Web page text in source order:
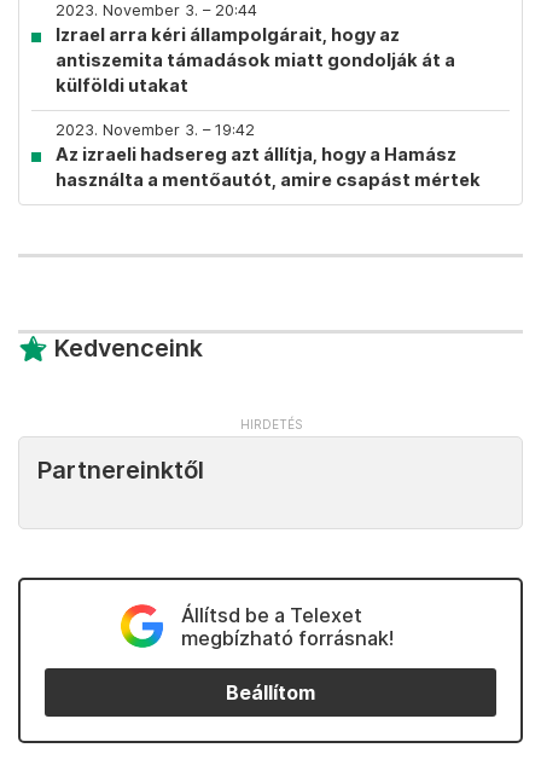
2023. November 3. – 20:44
Izrael arra kéri állampolgárait, hogy az
antiszemita támadások miatt gondolják át a
külföldi utakat
2023. November 3. – 19:42
Az izraeli hadsereg azt állítja, hogy a Hamász
használta a mentőautót, amire csapást mértek
Kedvenceink
Partnereinktől
Állítsd be a Telexet
megbízható forrásnak!
Beállítom